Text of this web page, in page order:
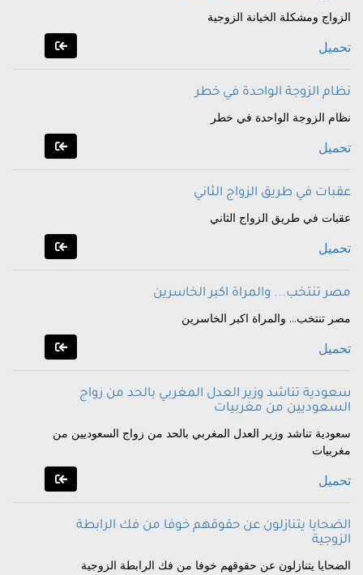
الزواج ومشكلة الخيانة الزوجية
تحميل
نظام الزوجة الواحدة في خطر
نظام الزوجة الواحدة في خطر
تحميل
عقبات في طريق الزواج الثاني
عقبات في طريق الزواج الثاني
تحميل
مصر تنتخب... والمراة اكبر الخاسرين
مصر تنتخب... والمراة اكبر الخاسرين
تحميل
سعودية تناشد وزير العدل المغربي بالحد من زواج
السعوديين من مغربيات
سعودية تناشد وزير العدل المغربي بالحد من زواج السعوديين من
مغربيات
تحميل
الضحايا يتنازلون عن حقوقهم خوفا من فك الرابطة
الزوجية
الضحايا يتنازلون عن حقوقهم خوفا من فك الرابطة الزوجية